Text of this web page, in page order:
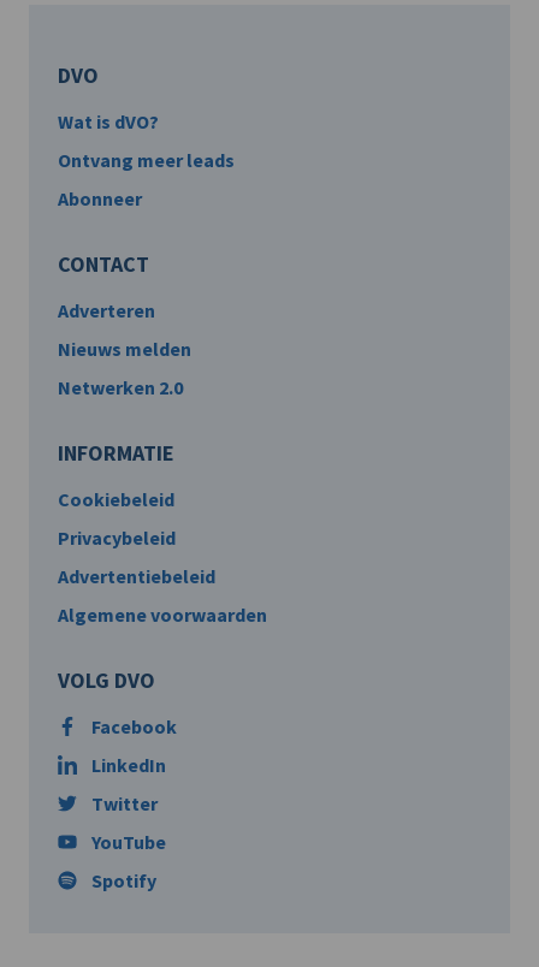
DVO
Wat is dVO?
Ontvang meer leads
Abonneer
CONTACT
Adverteren
Nieuws melden
Netwerken 2.0
INFORMATIE
Cookiebeleid
Privacybeleid
Advertentiebeleid
Algemene voorwaarden
VOLG DVO
Facebook
LinkedIn
Twitter
YouTube
Spotify